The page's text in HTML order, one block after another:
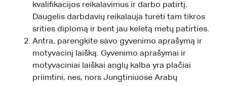
kvalifikacijos reikalavimus ir darbo patirtį.
Daugelis darbdavių reikalauja turėti tam tikros
srities diplomą ir bent jau keletą metų patirties.
Antra, parengkite savo gyvenimo aprašymą ir
motyvacinį laišką. Gyvenimo aprašymai ir
motyvaciniai laiškai anglų kalba yra plačiai
priimtini, nes, nors Jungtiniuose Arabų